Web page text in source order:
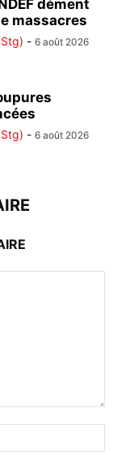
dément
massacres
- 6 août 2026
- 6 août 2026